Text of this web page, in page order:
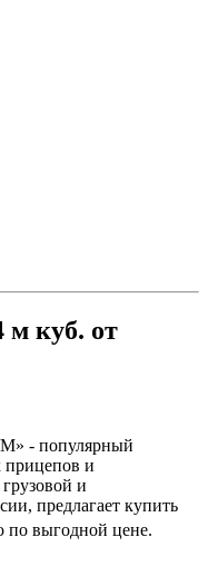
м куб. от
- популярный
прицепов и
и
предлагает купить
по выгодной цене.